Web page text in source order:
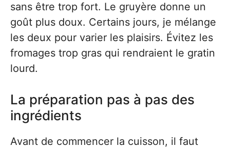
sans être trop fort. Le gruyère donne un
goût plus doux. Certains jours, je mélange
les deux pour varier les plaisirs. Évitez les
fromages trop gras qui rendraient le gratin
lourd.
La préparation pas à pas des
ingrédients
Avant de commencer la cuisson, il faut